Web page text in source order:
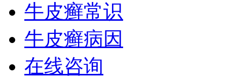
牛皮癣常识
牛皮癣病因
在线咨询